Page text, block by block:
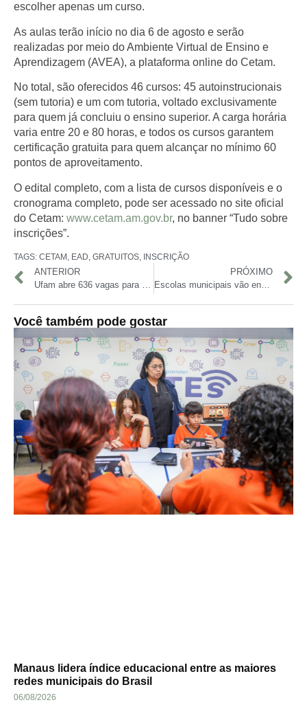
escolher apenas um curso.
As aulas terão início no dia 6 de agosto e serão
realizadas por meio do Ambiente Virtual de Ensino e
Aprendizagem (AVEA), a plataforma online do Cetam.
No total, são oferecidos 46 cursos: 45 autoinstrucionais
(sem tutoria) e um com tutoria, voltado exclusivamente
para quem já concluiu o ensino superior. A carga horária
varia entre 20 e 80 horas, e todos os cursos garantem
certificação gratuita para quem alcançar no mínimo 60
pontos de aproveitamento.
O edital completo, com a lista de cursos disponíveis e o
cronograma completo, pode ser acessado no site oficial
do Cetam: www.cetam.am.gov.br, no banner “Tudo sobre
inscrições”.
TAGS: CETAM , EAD, GRATUITOS, INSCRIÇÃO
ANTERIOR
Ufam abre 636 vagas para cursos de graduação no interior do Amazonas
PRÓXIMO
Escolas municipais vão ensinar prevenção ao câncer de pele
Você também pode gostar
Manaus lidera índice educacional entre as maiores
redes municipais do Brasil
06/08/2026